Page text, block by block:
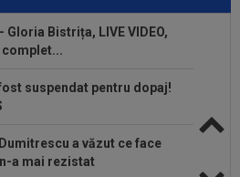
Gloria Bistrița, LIVE VIDEO,
complet...
suspendat pentru dopaj!
a văzut ce face
n-a mai rezistat